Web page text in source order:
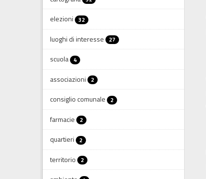
elezioni 32
luoghi di interesse 27
scuola 4
associazioni 2
consiglio comunale 2
farmacie 2
quartieri 2
territorio 2